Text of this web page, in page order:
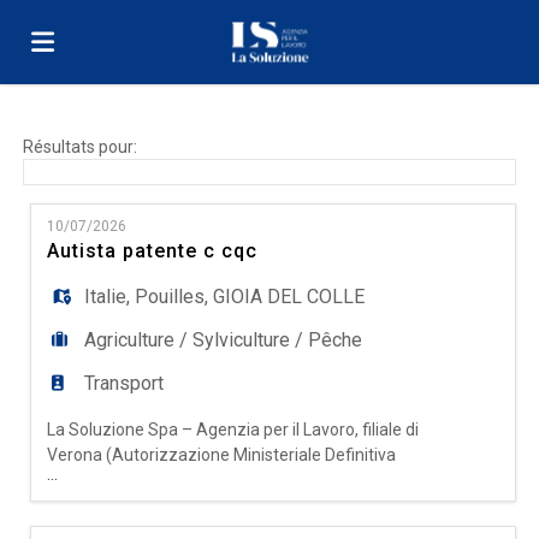
Emplois
Déposez
votre
CV
Connexion
Langue
Résultats pour:
10/07/2026
Autista patente c cqc
Italie, Pouilles,GIOIA DEL COLLE
Agriculture / Sylviculture / Pêche
Transport
La Soluzione Spa – Agenzia per il Lavoro, filiale di
Verona (Autorizzazione Ministeriale Definitiva
Prot. N° 0000518 del 18/11/2025), seleziona per
azienda cliente operante nel settore agricolo,
un/a: AUTISTA PATENTE C + CQC Il ruolo